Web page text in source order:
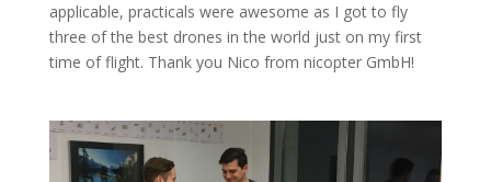
applicable, practicals were awesome as I got to fly
three of the best drones in the world just on my first
time of flight. Thank you Nico from nicopter GmbH!